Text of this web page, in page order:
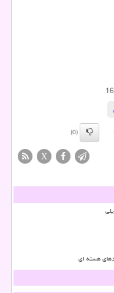
(0)
X
هسته ای